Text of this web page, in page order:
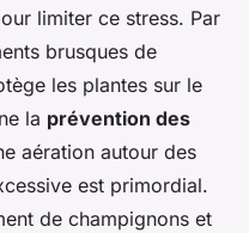
limiter ce stress. Par
brusques de
les plantes sur le
la prévention des
aération autour des
est primordial.
de champignons et